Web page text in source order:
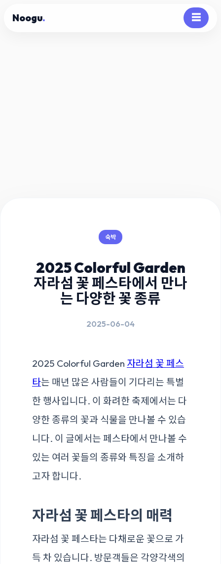
Noogu. ☰
숙박
2025 Colorful Garden
자라섬 꽃 페스타에서 만나
는 다양한 꽃 종류
2025-06-04
2025 Colorful Garden 자라섬 꽃 페스
타는 매년 많은 사람들이 기다리는 특별
한 행사입니다. 이 화려한 축제에서는 다
양한 종류의 꽃과 식물을 만나볼 수 있습
니다. 이 글에서는 페스타에서 만나볼 수
있는 여러 꽃들의 종류와 특징을 소개하
고자 합니다.
자라섬 꽃 페스타의 매력
자라섬 꽃 페스타는 다채로운 꽃으로 가
득 차 있습니다. 방문객들은 각양각색의